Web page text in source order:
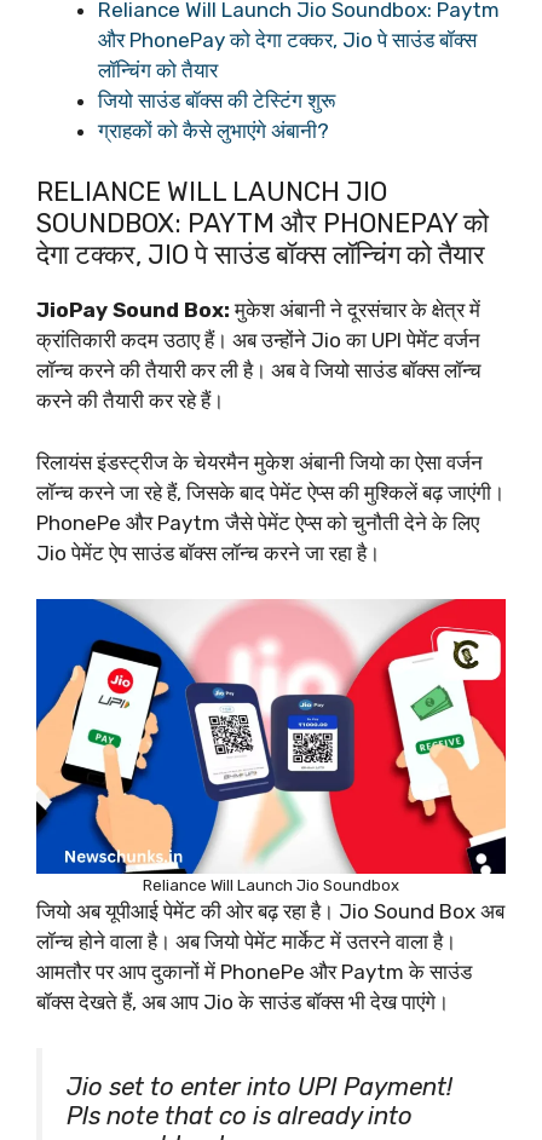
Reliance Will Launch Jio Soundbox: Paytm
और PhonePay को देगा टक्कर, Jio पे साउंड बॉक्स
लॉन्चिंग को तैयार
जियो साउंड बॉक्स की टेस्टिंग शुरू
ग्राहकों को कैसे लुभाएंगे अंबानी?
RELIANCE WILL LAUNCH JIO
SOUNDBOX: PAYTM और PHONEPAY को
देगा टक्कर, JIO पे साउंड बॉक्स लॉन्चिंग को तैयार
JioPay Sound Box: मुकेश अंबानी ने दूरसंचार के क्षेत्र में
क्रांतिकारी कदम उठाए हैं। अब उन्होंने Jio का UPI पेमेंट वर्जन
लॉन्च करने की तैयारी कर ली है। अब वे जियो साउंड बॉक्स लॉन्च
करने की तैयारी कर रहे हैं।
रिलायंस इंडस्ट्रीज के चेयरमैन मुकेश अंबानी जियो का ऐसा वर्जन
लॉन्च करने जा रहे हैं, जिसके बाद पेमेंट ऐप्स की मुश्किलें बढ़ जाएंगी।
PhonePe और Paytm जैसे पेमेंट ऐप्स को चुनौती देने के लिए
Jio पेमेंट ऐप साउंड बॉक्स लॉन्च करने जा रहा है।
Reliance Will Launch Jio Soundbox
जियो अब यूपीआई पेमेंट की ओर बढ़ रहा है। Jio Sound Box अब
लॉन्च होने वाला है। अब जियो पेमेंट मार्केट में उतरने वाला है।
आमतौर पर आप दुकानों में PhonePe और Paytm के साउंड
बॉक्स देखते हैं, अब आप Jio के साउंड बॉक्स भी देख पाएंगे।
Jio set to enter into UPI Payment!
Pls note that co is already into